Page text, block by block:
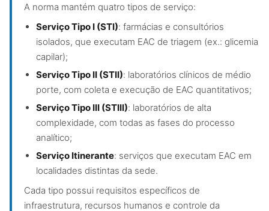
A norma mantém quatro tipos de serviço:
Serviço Tipo I (STI): farmácias e consultórios
isolados, que executam EAC de triagem (ex.: glicemia
capilar);
Serviço Tipo II (STII): laboratórios clínicos de médio
porte, com coleta e execução de EAC quantitativos;
Serviço Tipo III (STIII): laboratórios de alta
complexidade, com todas as fases do processo
analítico;
Serviço Itinerante: serviços que executam EAC em
localidades distintas da sede.
Cada tipo possui requisitos específicos de
infraestrutura, recursos humanos e controle da